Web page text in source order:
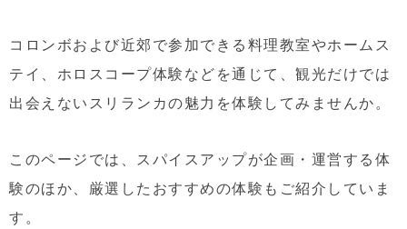
コロンボおよび近郊で参加できる料理教室やホームス
テイ、ホロスコープ体験などを通じて、観光だけでは
出会えないスリランカの魅力を体験してみませんか。
このページでは、スパイスアップが企画・運営する体
験のほか、厳選したおすすめの体験もご紹介していま
す。